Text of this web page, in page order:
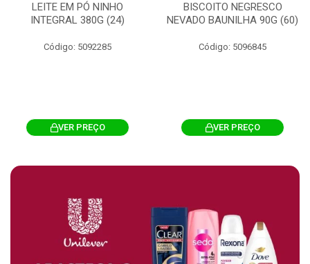
LEITE EM PÓ NINHO
INTEGRAL 380G (24)
Código: 5092285
VER PREÇO
BISCOITO NEGRESCO
NEVADO BAUNILHA 90G (60)
Código: 5096845
VER PREÇO